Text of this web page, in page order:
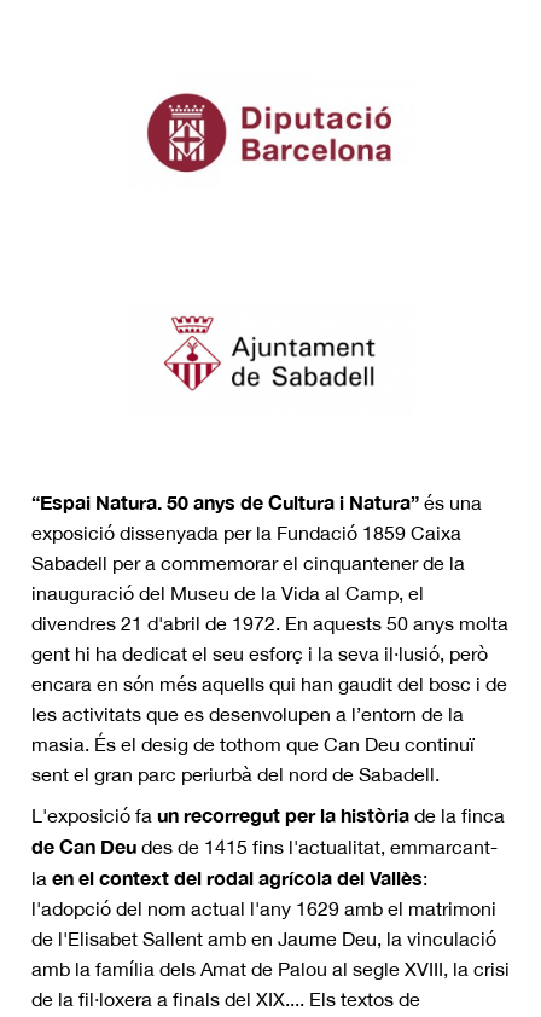
“Espai Natura. 50 anys de Cultura i Natura” és una
exposició dissenyada per la Fundació 1859 Caixa
Sabadell per a commemorar el cinquantener de la
inauguració del Museu de la Vida al Camp, el
divendres 21 d'abril de 1972. En aquests 50 anys molta
gent hi ha dedicat el seu esforç i la seva il·lusió, però
encara en són més aquells qui han gaudit del bosc i de
les activitats que es desenvolupen a l’entorn de la
masia. És el desig de tothom que Can Deu continuï
sent el gran parc periurbà del nord de Sabadell.
L'exposició fa un recorregut per la història de la finca
de Can Deu des de 1415 fins l'actualitat, emmarcant-
la en el context del rodal agrícola del Vallès:
l'adopció del nom actual l'any 1629 amb el matrimoni
de l'Elisabet Sallent amb en Jaume Deu, la vinculació
amb la família dels Amat de Palou al segle XVIII, la crisi
de la fil·loxera a finals del XIX.... Els textos de